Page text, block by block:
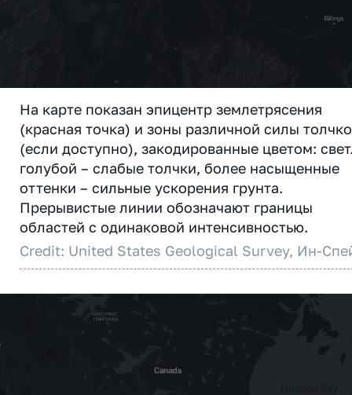
На карте показан эпицентр землетрясения
(красная точка) и зоны различной силы
(если доступно), закодированные цветом:
голубой – слабые толчки, более насыщенные
оттенки – сильные ускорения грунта.
Прерывистые линии обозначают границы
областей с одинаковой интенсивностью.
Credit: United States Geological Survey, Ин-